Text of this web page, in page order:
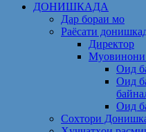
ДОНИШКАДА
Дар бораи мо
Раёсати
Директор
Муовинони
Оид
Оид
Оид
Сохтори